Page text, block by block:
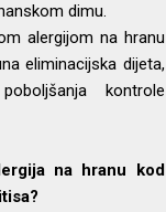
dimu.
alergijom na hranu
eliminacijska dijeta,
kontrole
na hranu kod